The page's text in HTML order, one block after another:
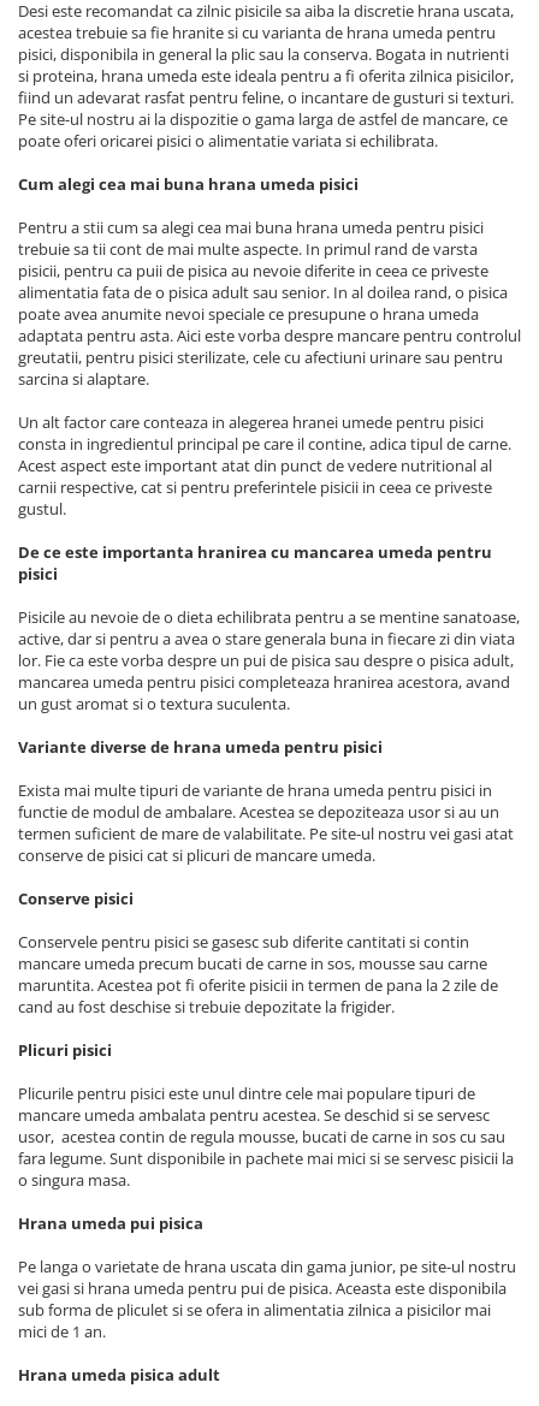
Desi este recomandat ca zilnic pisicile sa aiba la discretie hrana uscata,
acestea trebuie sa fie hranite si cu varianta de hrana umeda pentru
pisici, disponibila in general la plic sau la conserva. Bogata in nutrienti
si proteina, hrana umeda este ideala pentru a fi oferita zilnica pisicilor,
fiind un adevarat rasfat pentru feline, o incantare de gusturi si texturi.
Pe site-ul nostru ai la dispozitie o gama larga de astfel de mancare, ce
poate oferi oricarei pisici o alimentatie variata si echilibrata.
Cum alegi cea mai buna hrana umeda pisici
Pentru a stii cum sa alegi cea mai buna hrana umeda pentru pisici
trebuie sa tii cont de mai multe aspecte. In primul rand de varsta
pisicii, pentru ca puii de pisica au nevoie diferite in ceea ce priveste
alimentatia fata de o pisica adult sau senior. In al doilea rand, o pisica
poate avea anumite nevoi speciale ce presupune o hrana umeda
adaptata pentru asta. Aici este vorba despre mancare pentru controlul
greutatii, pentru pisici sterilizate, cele cu afectiuni urinare sau pentru
sarcina si alaptare.
Un alt factor care conteaza in alegerea hranei umede pentru pisici
consta in ingredientul principal pe care il contine, adica tipul de carne.
Acest aspect este important atat din punct de vedere nutritional al
carnii respective, cat si pentru preferintele pisicii in ceea ce priveste
gustul.
De ce este importanta hranirea cu mancarea umeda pentru
pisici
Pisicile au nevoie de o dieta echilibrata pentru a se mentine sanatoase,
active, dar si pentru a avea o stare generala buna in fiecare zi din viata
lor. Fie ca este vorba despre un pui de pisica sau despre o pisica adult,
mancarea umeda pentru pisici completeaza hranirea acestora, avand
un gust aromat si o textura suculenta.
Variante diverse de hrana umeda pentru pisici
Exista mai multe tipuri de variante de hrana umeda pentru pisici in
functie de modul de ambalare. Acestea se depoziteaza usor si au un
termen suficient de mare de valabilitate. Pe site-ul nostru vei gasi atat
conserve de pisici cat si plicuri de mancare umeda.
Conserve pisici
Conservele pentru pisici se gasesc sub diferite cantitati si contin
mancare umeda precum bucati de carne in sos, mousse sau carne
maruntita. Acestea pot fi oferite pisicii in termen de pana la 2 zile de
cand au fost deschise si trebuie depozitate la frigider.
Plicuri pisici
Plicurile pentru pisici este unul dintre cele mai populare tipuri de
mancare umeda ambalata pentru acestea. Se deschid si se servesc
usor, acestea contin de regula mousse, bucati de carne in sos cu sau
fara legume. Sunt disponibile in pachete mai mici si se servesc pisicii la
o singura masa.
Hrana umeda pui pisica
Pe langa o varietate de hrana uscata din gama junior, pe site-ul nostru
vei gasi si hrana umeda pentru pui de pisica. Aceasta este disponibila
sub forma de pliculet si se ofera in alimentatia zilnica a pisicilor mai
mici de 1 an.
Hrana umeda pisica adult